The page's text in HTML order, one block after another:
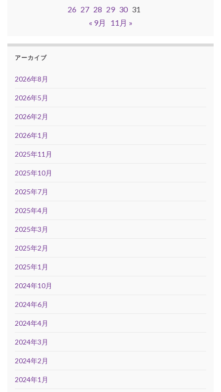
26 27 28 29 30 31
« 9月
11月 »
アーカイブ
2026年8月
2026年5月
2026年2月
2026年1月
2025年11月
2025年10月
2025年7月
2025年4月
2025年3月
2025年2月
2025年1月
2024年10月
2024年6月
2024年4月
2024年3月
2024年2月
2024年1月